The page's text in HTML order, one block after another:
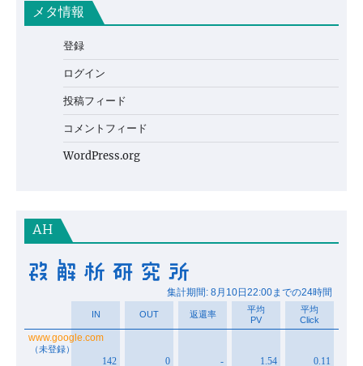
メタ情報
登録
ログイン
投稿フィード
コメントフィード
WordPress.org
AH